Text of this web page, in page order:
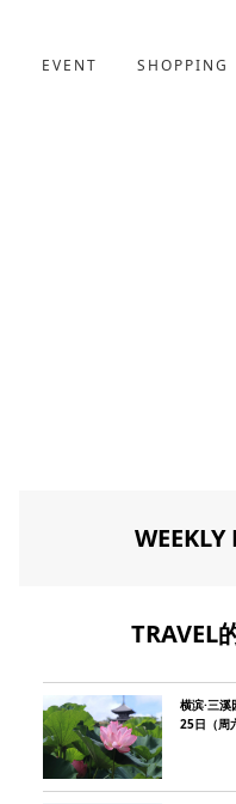
EVENT SHOPPING
TRAVEL
横滨·三
25日（周